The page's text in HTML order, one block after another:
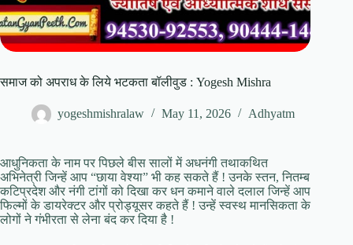
समाज को अपराध के लिये भटकता बॉलीवुड : Yogesh Mishra
yogeshmishralaw May 11, 2026 Adhyatm
आधुनिकता के नाम पर पिछले बीस सालों में अधनंगी तथाकथित
अभिनेत्री जिन्हें आप “छाया वेश्या” भी कह सकते हैं ! उनके स्तन, नितम्ब
कटिप्रदेश और नंगी टांगों को दिखा कर धन कमाने वाले दलाल जिन्हें आप
फिल्मों के डायरेक्टर और प्रोड्यूसर कहते हैं ! उन्हें स्वस्थ मानसिकता के
लोगों ने गंभीरता से लेना बंद कर दिया है !